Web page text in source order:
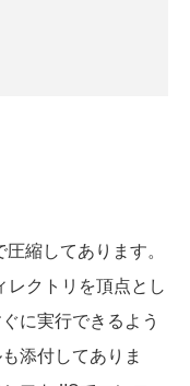
縮してあります。
レクトリを頂点とし
に実行できるよう
添付してありま